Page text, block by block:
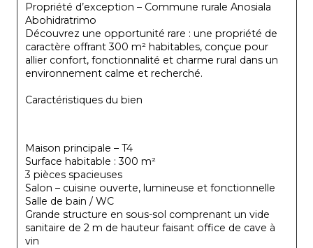
Propriété d’exception – Commune rurale Anosiala
Abohidratrimo
Découvrez une opportunité rare : une propriété de
caractère offrant 300 m² habitables, conçue pour
allier confort, fonctionnalité et charme rural dans un
environnement calme et recherché.
Caractéristiques du bien
Maison principale – T4
Surface habitable : 300 m²
3 pièces spacieuses
Salon – cuisine ouverte, lumineuse et fonctionnelle
Salle de bain / WC
Grande structure en sous-sol comprenant un vide
sanitaire de 2 m de hauteur faisant office de cave à
vin